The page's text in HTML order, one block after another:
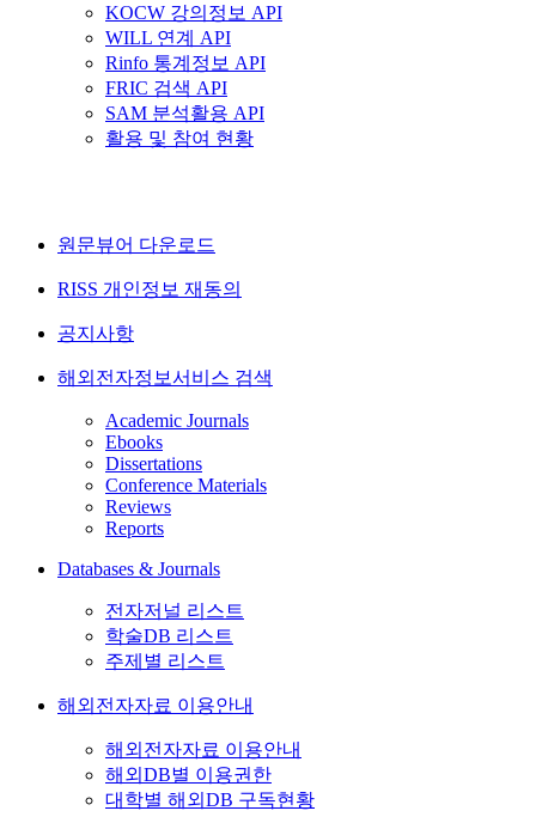
KOCW 강의정보 API
WILL 연계 API
Rinfo 통계정보 API
FRIC 검색 API
SAM 분석활용 API
활용 및 참여 현황
원문뷰어 다운로드
RISS 개인정보 재동의
공지사항
해외전자정보서비스 검색
Academic Journals
Ebooks
Dissertations
Conference Materials
Reviews
Reports
Databases & Journals
전자저널 리스트
학술DB 리스트
주제별 리스트
해외전자자료 이용안내
해외전자자료 이용안내
해외DB별 이용권한
대학별 해외DB 구독현황